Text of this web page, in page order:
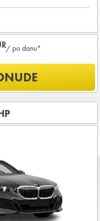
/ po danu*
od štete (CDW) i krađe
u iznosu od
NAJMA